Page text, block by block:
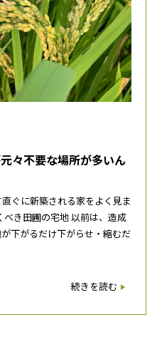
々不要な場所が多いん
ぐに新築される家をよく見ま
き田圃の宅地 以前は、造成
下がるだけ下がらせ・縮むだ
続きを読む